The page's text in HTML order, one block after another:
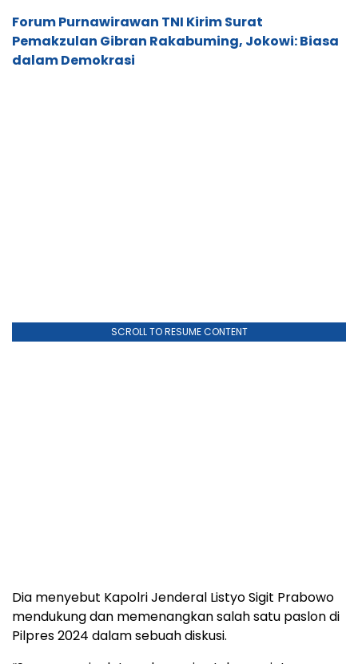
Forum Purnawirawan TNI Kirim Surat
Pemakzulan Gibran Rakabuming, Jokowi: Biasa
dalam Demokrasi
SCROLL TO RESUME CONTENT
Dia menyebut Kapolri Jenderal Listyo Sigit Prabowo
mendukung dan memenangkan salah satu paslon di
Pilpres 2024 dalam sebuah diskusi.